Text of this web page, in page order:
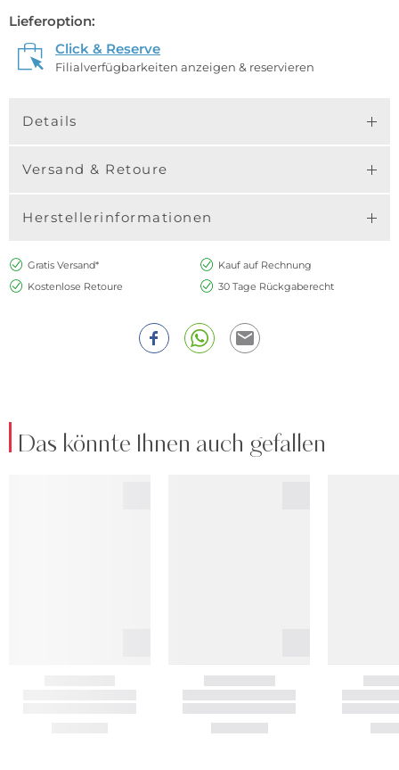
Lieferoption:
Click & Reserve
Filialverfügbarkeiten anzeigen & reservieren
Details
Versand & Retoure
Herstellerinformationen
Gratis Versand*
Kauf auf Rechnung
Kostenlose Retoure
30 Tage Rückgaberecht
Das könnte Ihnen auch gefallen